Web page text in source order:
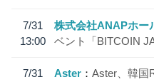
7/31
13:00
株式会社ANAPホー
ベント「BITCOIN
7/31
Aster
Aster、韓国